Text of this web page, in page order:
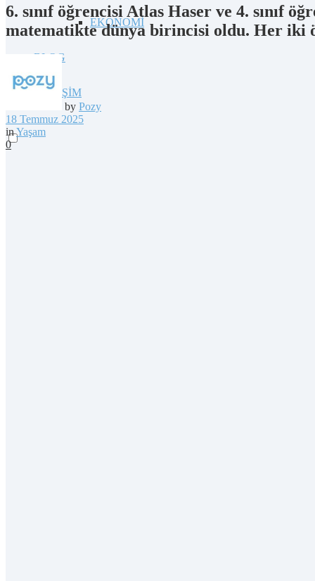
EKONOMİ
BLOG
İLETİŞİM
6. sınıf öğrencisi Atlas Haser ve 4. sınıf
matematikte dünya birincisi oldu. Her iki
by Pozy
18 Temmuz 2025
inYaşam
0